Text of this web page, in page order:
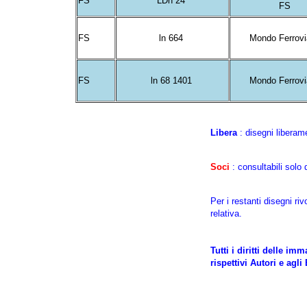
FS
FS ln 664 Mondo
FS ln 68 1401 Mondo
Libera: disegni
Soci : consultabili solo
Per i restanti disegni
relativa.
Tutti i diritti delle
rispettivi Autori e agli